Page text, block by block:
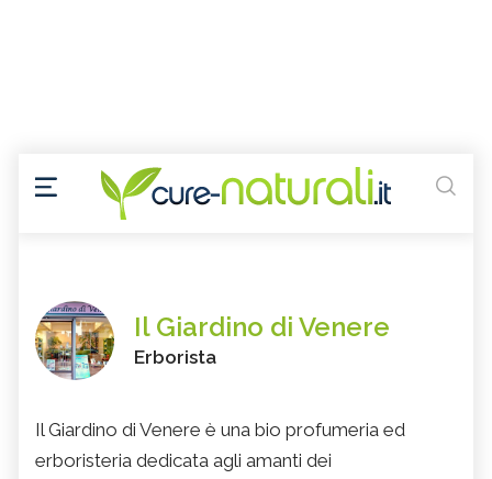
Il Giardino di Venere
Erborista
Il Giardino di Venere è una bio profumeria ed
erboristeria dedicata agli amanti dei